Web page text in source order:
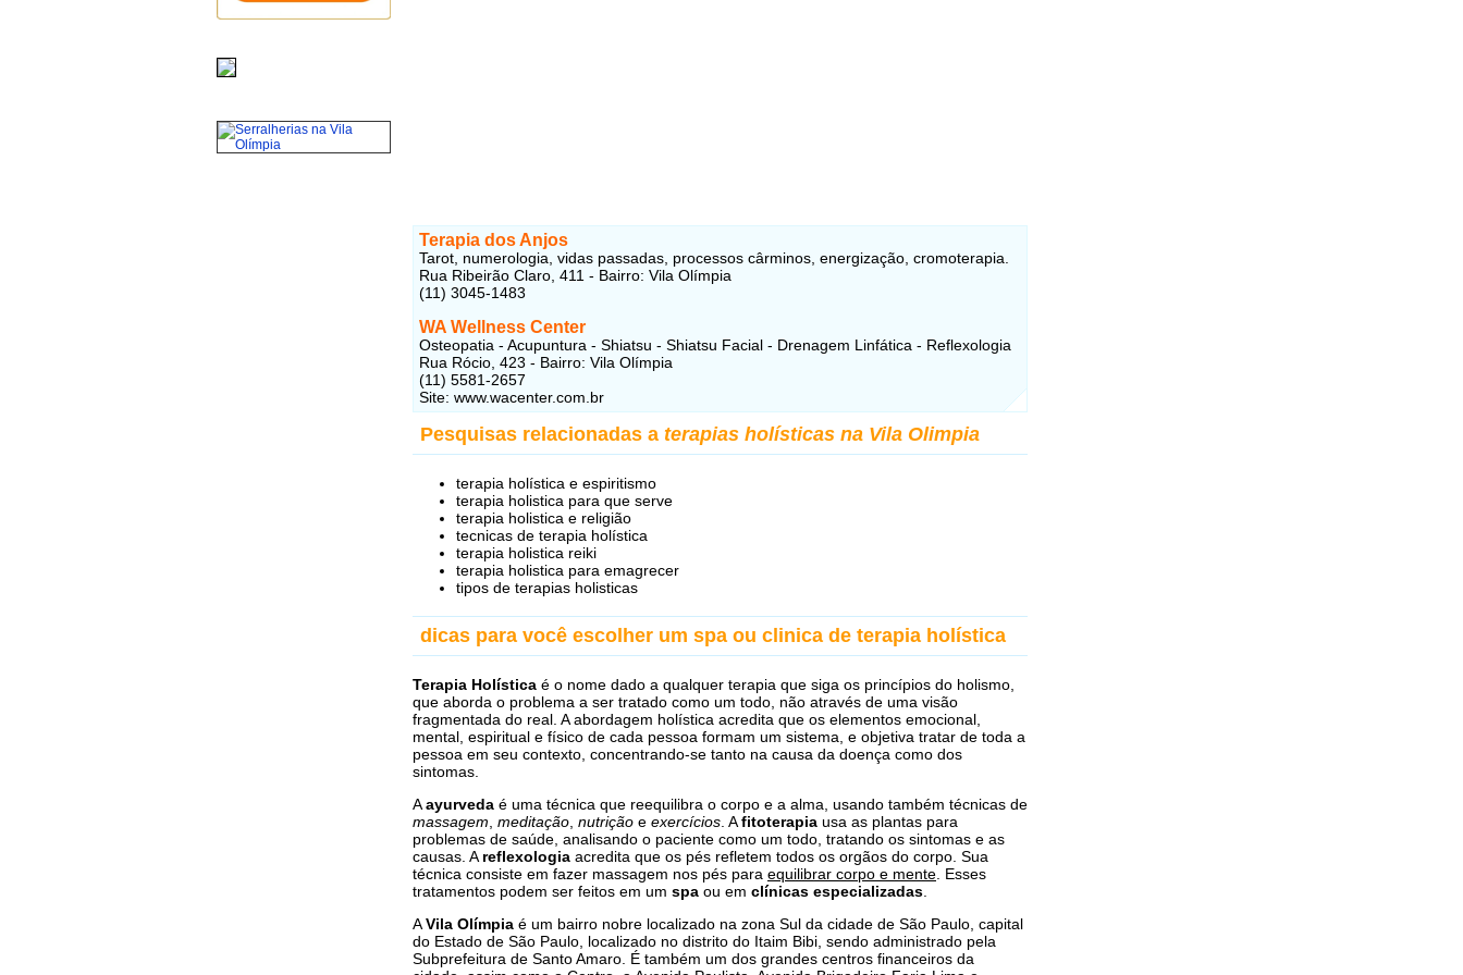
Terapia dos Anjos
Tarot, numerologia, vidas passadas, processos cârminos, energização, cromoterapia.
Rua Ribeirão Claro, 411 - Bairro: Vila Olímpia
(11) 3045-1483
WA Wellness Center
Osteopatia - Acupuntura - Shiatsu - Shiatsu Facial - Drenagem Linfática - Reflexologia
Rua Rócio, 423 - Bairro: Vila Olímpia
(11) 5581-2657
Site: www.wacenter.com.br
Pesquisas relacionadas a terapias holísticas na Vila Olimpia
terapia holística e espiritismo
terapia holistica para que serve
terapia holistica e religião
tecnicas de terapia holística
terapia holistica reiki
terapia holistica para emagrecer
tipos de terapias holisticas
dicas para você escolher um spa ou clinica de terapia holística
Terapia Holística é o nome dado a qualquer terapia que siga os princípios do holismo,
que aborda o problema a ser tratado como um todo, não através de uma visão
fragmentada do real. A abordagem holística acredita que os elementos emocional,
mental, espiritual e físico de cada pessoa formam um sistema, e objetiva tratar de toda a
pessoa em seu contexto, concentrando-se tanto na causa da doença como dos
sintomas.
Aayurveda é uma técnica que reequilibra o corpo e a alma, usando também técnicas de
massagem meditação nutrição e exercícios . Afitoterapia usa as plantas para
problemas de saúde, analisando o paciente como um todo, tratando os sintomas e as
causas. A reflexologia acredita que os pés refletem todos os orgãos do corpo. Sua
técnica consiste em fazer massagem nos pés para equilibrar corpo e mente . Esses
tratamentos podem ser feitos em um spa ou em clínicas especializadas
AVila Olímpia é um bairro nobre localizado na zona Sul da cidade de São Paulo, capital
do Estado de São Paulo, localizado no distrito do Itaim Bibi, sendo administrado pela
Subprefeitura de Santo Amaro. É também um dos grandes centros financeiros da